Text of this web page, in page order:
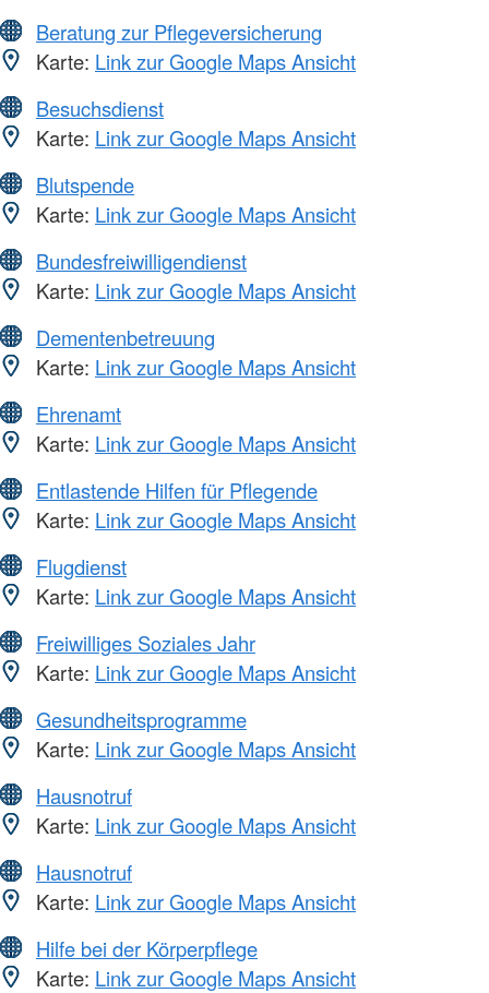
Beratung zur Pflegeversicherung
Karte: Link zur Google Maps Ansicht
Besuchsdienst
Karte: Link zur Google Maps Ansicht
Blutspende
Karte: Link zur Google Maps Ansicht
Bundesfreiwilligendienst
Karte: Link zur Google Maps Ansicht
Dementenbetreuung
Karte: Link zur Google Maps Ansicht
Ehrenamt
Karte: Link zur Google Maps Ansicht
Entlastende Hilfen für Pflegende
Karte: Link zur Google Maps Ansicht
Flugdienst
Karte: Link zur Google Maps Ansicht
Freiwilliges Soziales Jahr
Karte: Link zur Google Maps Ansicht
Gesundheitsprogramme
Karte: Link zur Google Maps Ansicht
Hausnotruf
Karte: Link zur Google Maps Ansicht
Hausnotruf
Karte: Link zur Google Maps Ansicht
Hilfe bei der Körperpflege
Karte: Link zur Google Maps Ansicht